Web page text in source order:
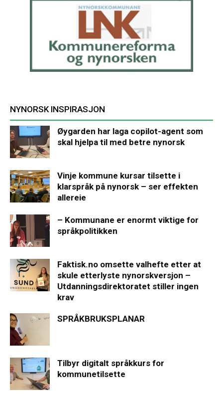
NYNORSK INSPIRASJON
Øygarden har laga copilot-agent som
skal hjelpa til med betre nynorsk
Vinje kommune kursar tilsette i
klarspråk på nynorsk – ser effekten
allereie
– Kommunane er enormt viktige for
språkpolitikken
Faktisk.no omsette valhefte etter at
skule etterlyste nynorskversjon –
Utdanningsdirektoratet stiller ingen
krav
SPRÅKBRUKSPLANAR
Tilbyr digitalt språkkurs for
kommunetilsette